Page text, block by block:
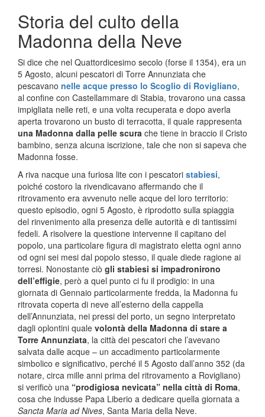
Storia del culto della
Madonna della Neve
Si dice che nel Quattordicesimo secolo (forse il 1354), era un
5 Agosto, alcuni pescatori di Torre Annunziata che
pescavano nelle acque presso lo Scoglio di Rovigliano,
al confine con Castellammare di Stabia, trovarono una cassa
impigliata nelle reti, e una volta recuperata e dopo averla
aperta trovarono un busto di terracotta, il quale rappresenta
una Madonna dalla pelle scura che tiene in braccio il Cristo
bambino, senza alcuna iscrizione, tale che non si sapeva che
Madonna fosse.
A riva nacque una furiosa lite con i pescatori stabiesi,
poiché costoro la rivendicavano affermando che il
ritrovamento era avvenuto nelle acque del loro territorio:
questo episodio, ogni 5 Agosto, è riprodotto sulla spiaggia
del rinvenimento alla presenza delle autorità e di tantissimi
fedeli. A risolvere la questione intervenne il capitano del
popolo, una particolare figura di magistrato eletta ogni anno
od ogni sei mesi dal popolo stesso, il quale diede ragione ai
torresi. Nonostante ciò gli stabiesi si impadronirono
dell’effigie, però a quel punto ci fu il prodigio: in una
giornata di Gennaio particolarmente fredda, la Madonna fu
ritrovata coperta di neve all’esterno della cappella
dell’Annunziata, nei pressi del porto, un segno interpretato
dagli oplontini quale volontà della Madonna di stare a
Torre Annunziata, la città dei pescatori che l’avevano
salvata dalle acque – un accadimento particolarmente
simbolico e significativo, perché il 5 Agosto dall’anno 352 (da
notare, circa mille anni prima del ritrovamento a Rovigliano)
si verificò una “prodigiosa nevicata” nella città di Roma,
cosa che indusse Papa Liberio a dedicare quella giornata a
Sancta Maria ad Nives, Santa Maria della Neve.